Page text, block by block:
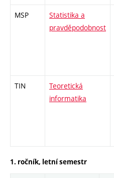
MSP
Statistika a
pravděpodobnost
TIN
Teoretická
informatika
1. ročník, letní semestr